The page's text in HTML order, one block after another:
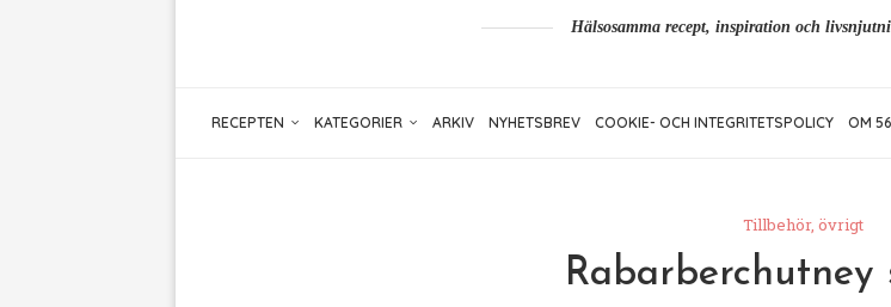
Hälsosamma recept, inspiration och
RECEPTEN KATEGORIER ARKIV NYHETSBREV COOKIE- OCH INTEGRITETSPOLICY OM
Tillbehör, övrigt
Rabarberchutney